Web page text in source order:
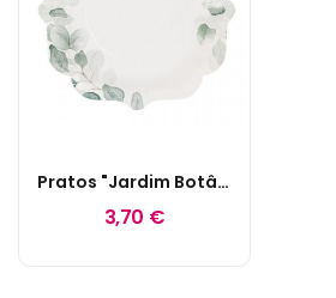
Pratos "Jardim Botânico" Folhas Verde Sálvia
3,70 €